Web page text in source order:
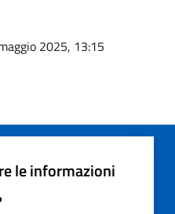
2025, 13:15
le informazioni